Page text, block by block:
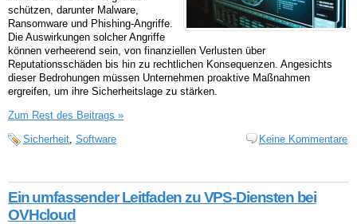
schützen, darunter Malware,
Ransomware und Phishing-Angriffe.
Die Auswirkungen solcher Angriffe
können verheerend sein, von finanziellen Verlusten über
Reputationsschäden bis hin zu rechtlichen Konsequenzen. Angesichts
dieser Bedrohungen müssen Unternehmen proaktive Maßnahmen
ergreifen, um ihre Sicherheitslage zu stärken.
Zum Rest des Beitrags »
Sicherheit Software Keine Kommentare
Ein umfassender Leitfaden zu VPS-Diensten bei
OVHcloud